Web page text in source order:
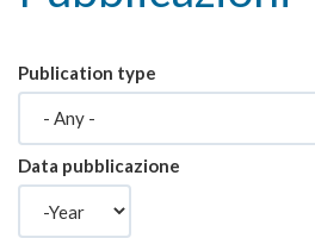
Publication type
Data pubblicazione